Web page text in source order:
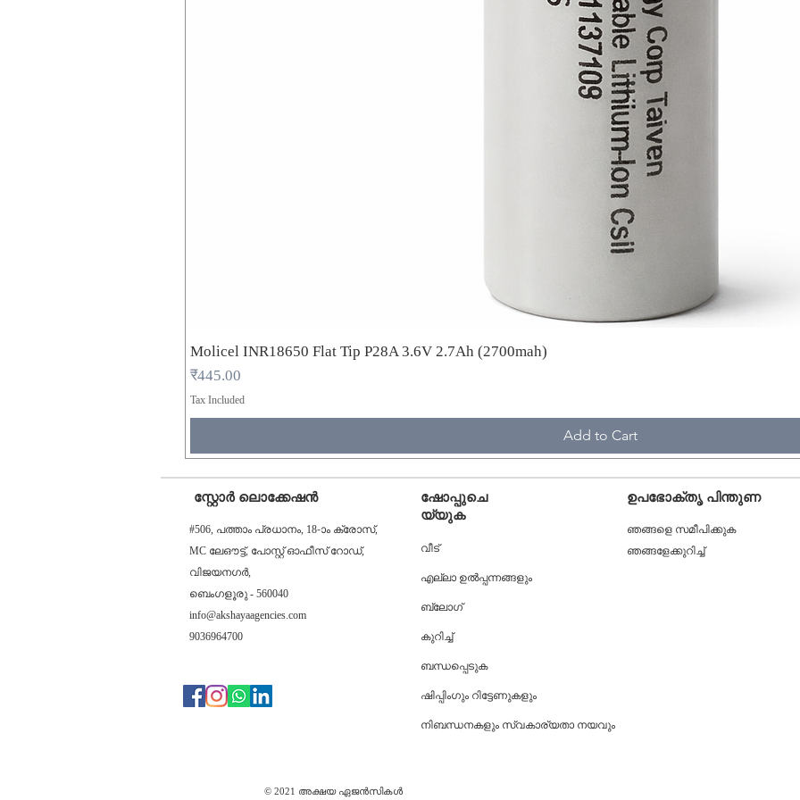
Molicel INR18650 Flat Tip P28A 3.6V 2.7Ah (2700mah)
Price
₹445.00
Tax Included
Add to Cart
സ്റ്റോർ ലൊക്കേഷൻ
#506, പത്താം പ്രധാനം, 18-ാം ക്രോസ്,
MC ലേഔട്ട്, പോസ്റ്റ് ഓഫീസ് റോഡ്,
വിജയനഗർ,
ബെംഗളൂരു - 560040
info@akshayaagencies.com
9036964700
ഷോപ്പുചെ
യ്യുക
വീട്
എല്ലാ ഉൽപ്പന്നങ്ങളും
ബ്ലോഗ്
കുറിച്ച്
ബന്ധപ്പെടുക
ഷിപ്പിംഗും റിട്ടേണുകളും
നിബന്ധനകളും സ്വകാര്യതാ നയവും
ഉപഭോക്തൃ പിന്തുണ
ഞങ്ങളെ സമീപിക്കുക
ഞങ്ങളേക്കുറിച്ച്
© 2021 അക്ഷയ ഏജൻസികൾ